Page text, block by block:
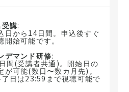
講:
日から14日間。申込後すぐ
開始可能です。
デマンド研修:
間(受講者共通)。開始日の
が可能(数日〜数カ月先)。
日は23:59まで視聴可能で